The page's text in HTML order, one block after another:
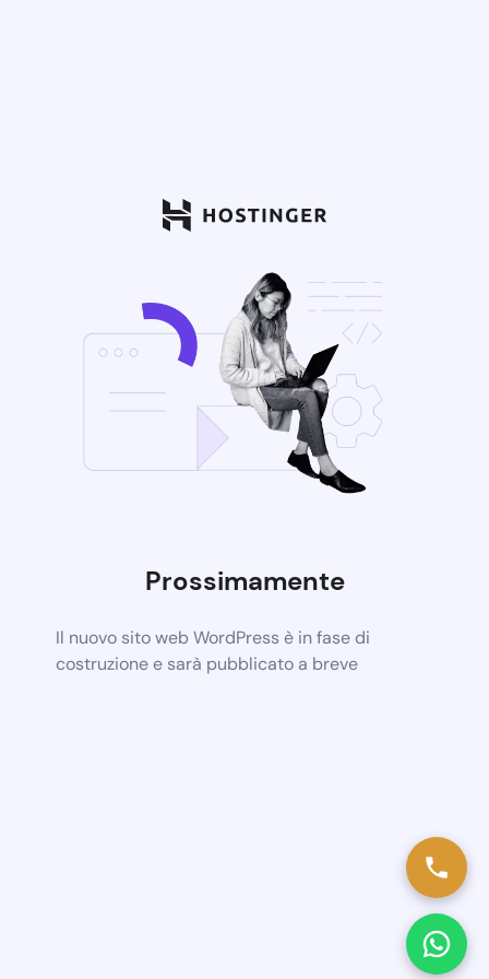
Prossimamente
Il nuovo sito web WordPress è in fase di
costruzione e sarà pubblicato a breve